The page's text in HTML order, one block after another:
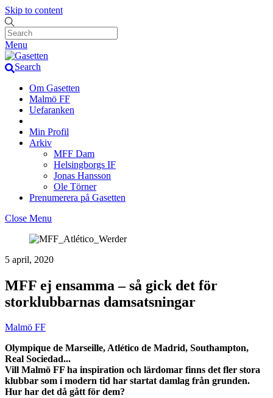
Skip to content
Menu
Search
Om Gasetten
Malmö FF
Uefaranken
Min Profil
Arkiv
MFF Dam
Helsingborgs IF
Jonas Hansson
Ole Törner
Prenumerera på Gasetten
Close Menu
5 april, 2020
MFF ej ensamma – så gick det för
storklubbarnas damsatsningar
Malmö FF
Olympique de Marseille, Atlético de Madrid, Southampton,
Real Sociedad...
Vill Malmö FF ha inspiration och lärdomar finns det fler stora
klubbar som i modern tid har startat damlag från grunden.
Hur har det då gått för dem?